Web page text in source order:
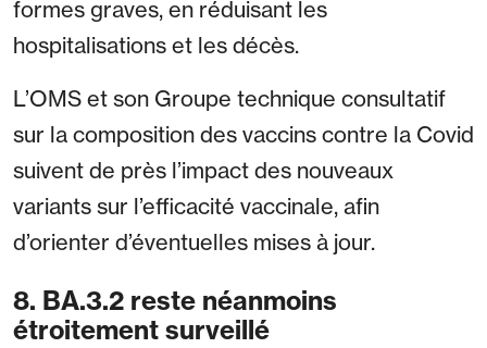
formes graves, en réduisant les
hospitalisations et les décès.
L’OMS et son Groupe technique consultatif
sur la composition des vaccins contre la Covid
suivent de près l’impact des nouveaux
variants sur l’efficacité vaccinale, afin
d’orienter d’éventuelles mises à jour.
8. BA.3.2 reste néanmoins
étroitement surveillé